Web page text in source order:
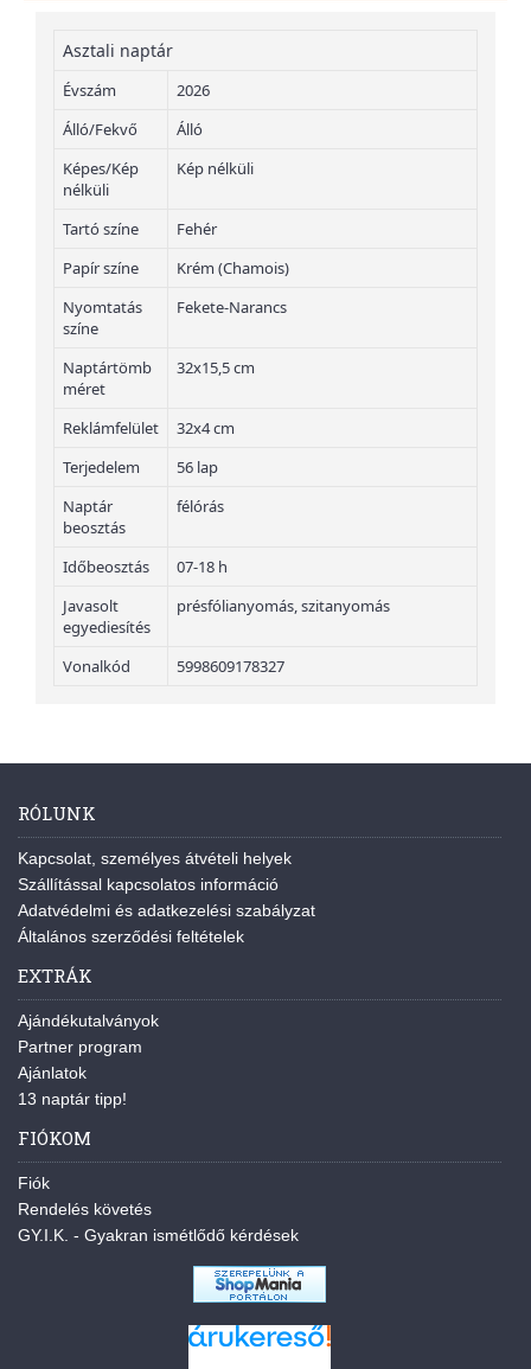
Asztali naptár
Évszám
2026
Álló/Fekvő
Álló
Képes/Kép
nélküli
Kép nélküli
Tartó színe
Fehér
Papír színe
Krém (Chamois)
Nyomtatás
színe
Fekete-Narancs
Naptártömb
méret
32x15,5 cm
Reklámfelület
32x4 cm
Terjedelem
56 lap
Naptár
beosztás
félórás
Időbeosztás
07-18 h
Javasolt
egyediesítés
présfólianyomás, szitanyomás
Vonalkód 5998609178327
RÓLUNK
Kapcsolat, személyes átvételi helyek
Szállítással kapcsolatos információ
Adatvédelmi és adatkezelési szabályzat
Általános szerződési feltételek
EXTRÁK
Ajándékutalványok
Partner program
Ajánlatok
13 naptár tipp!
FIÓKOM
Fiók
Rendelés követés
GY.I.K. - Gyakran ismétlődő kérdések